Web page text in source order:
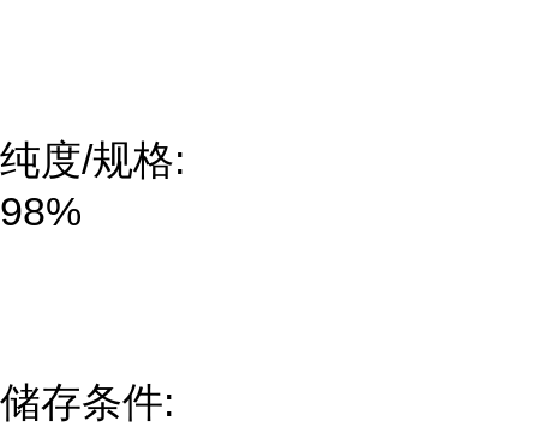
纯度/规格:
98%
储存条件: